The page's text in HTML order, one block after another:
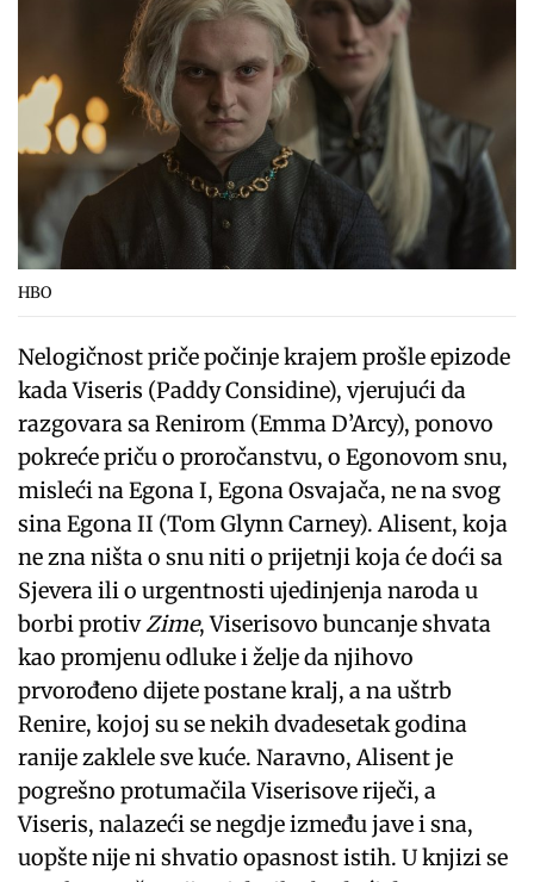
HBO
Nelogičnost priče počinje krajem prošle epizode
kada Viseris (Paddy Considine), vjerujući da
razgovara sa Renirom (Emma D’Arcy), ponovo
pokreće priču o proročanstvu, o Egonovom snu,
misleći na Egona I, Egona Osvajača, ne na svog
sina Egona II (Tom Glynn Carney). Alisent, koja
ne zna ništa o snu niti o prijetnji koja će doći sa
Sjevera ili o urgentnosti ujedinjenja naroda u
borbi protivZime, Viserisovo buncanje shvata
kao promjenu odluke i želje da njihovo
prvorođeno dijete postane kralj, a na uštrb
Renire, kojoj su se nekih dvadesetak godina
ranije zaklele sve kuće. Naravno, Alisent je
pogrešno protumačila Viserisove riječi, a
Viseris, nalazeći se negdje između jave i sna,
uopšte nije ni shvatio opasnost istih. U knjizi se